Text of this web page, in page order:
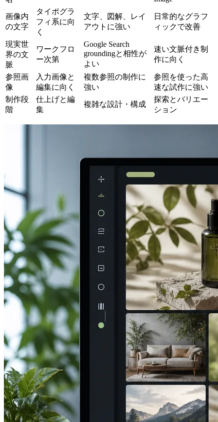
画像内
の文字
タイポグラ
フィ系に向
く
文字、図解、レイ
アウトに強い
日常的なグラフ
ィックで改善
現実世
界の文
脈
ワークフロ
ー次第
Google Search
groundingと相性が
よい
速い文脈付き制
作に向く
参照画
像
入力画像と
編集に向く
複数参照の制作に
強い
参照を使った高
速な試作に強い
制作段
階
仕上げと編
集
複雑な設計・構成
探索とバリエー
ション